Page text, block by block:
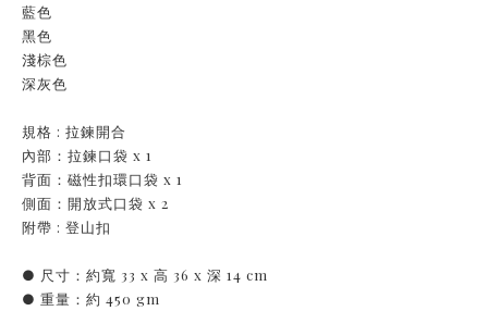
藍色
黑色
淺棕色
深灰色
規格 : 拉鍊開合
內部：拉鍊口袋 x 1
背面：磁性扣環口袋 x 1
側面：開放式口袋 x 2
附帶 : 登山扣
● 尺寸：約寬 33 x 高 36 x 深 14 cm
● 重量：約 450 gm